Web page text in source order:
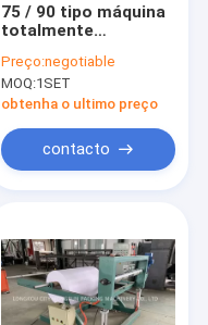
75 / 90 tipo máquina
totalmente
espuma do
picosegundo/recipiente
de alimento plástico
Preço:negotiable
MOQ:1SET
obtenha o ultimo preço
contacto